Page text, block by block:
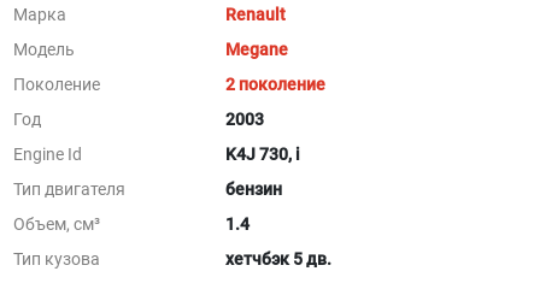
Марка
Renault
Модель
Megane
Поколение
2 поколение
Год
2003
Engine Id
K4J 730, i
Тип двигателя
бензин
Объем, см³
1.4
Тип кузова
хетчбэк 5 дв.